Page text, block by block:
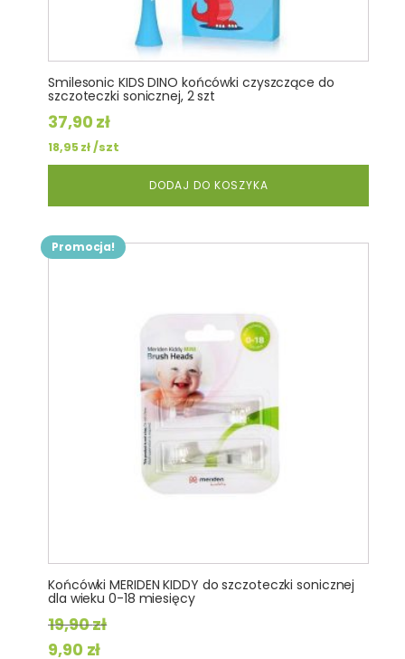
Smilesonic KIDS DINO końcówki czyszczące do
szczoteczki sonicznej, 2 szt
37,90 zł
18,95zł/szt
DODAJ DO KOSZYKA
Promocja!
Końcówki MERIDEN KIDDY do szczoteczki sonicznej
dla wieku 0-18 miesięcy
19,90zł
Pierwotna
9,90 złAktualna